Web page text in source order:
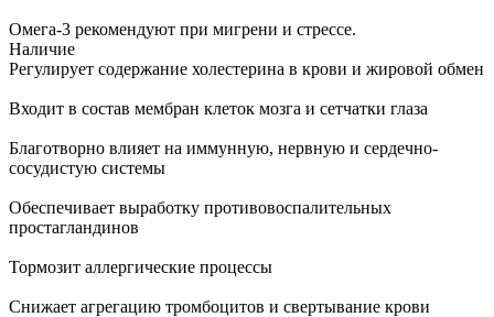
Омега-3 рекомендуют при мигрени и стрессе.
Наличие
Регулирует содержание холестерина в крови и жировой обмен
Входит в состав мембран клеток мозга и сетчатки глаза
Благотворно влияет на иммунную, нервную и сердечно-
сосудистую системы
Обеспечивает выработку противовоспалительных
простагландинов
Тормозит аллергические процессы
Cнижает агрегацию тромбоцитов и свертывание крови